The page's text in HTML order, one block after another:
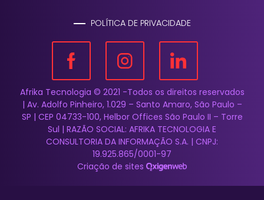
POLÍTICA DE PRIVACIDADE
Afrika Tecnologia © 2021 -Todos os direitos reservados
| Av. Adolfo Pinheiro, 1.029 – Santo Amaro, São Paulo –
SP | CEP 04733-100, Helbor Offices São Paulo II – Torre
Sul | RAZÃO SOCIAL: AFRIKA TECNOLOGIA E
CONSULTORIA DA INFORMAÇÃO S.A. | CNPJ:
19.925.865/0001-97
Criação de sites